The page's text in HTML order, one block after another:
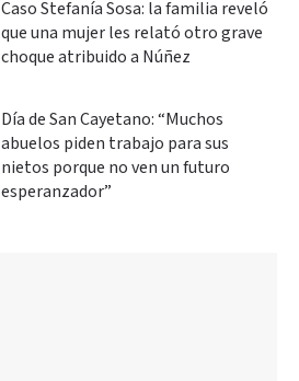
Caso Stefanía Sosa: la familia reveló
que una mujer les relató otro grave
choque atribuido a Núñez
Día de San Cayetano: “Muchos
abuelos piden trabajo para sus
nietos porque no ven un futuro
esperanzador”